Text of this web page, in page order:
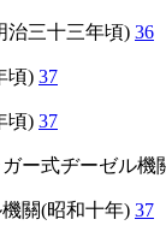
治三十三年頃) 36
頃) 37
頃) 37
ー式ヂーゼル機
關(昭和十年) 37